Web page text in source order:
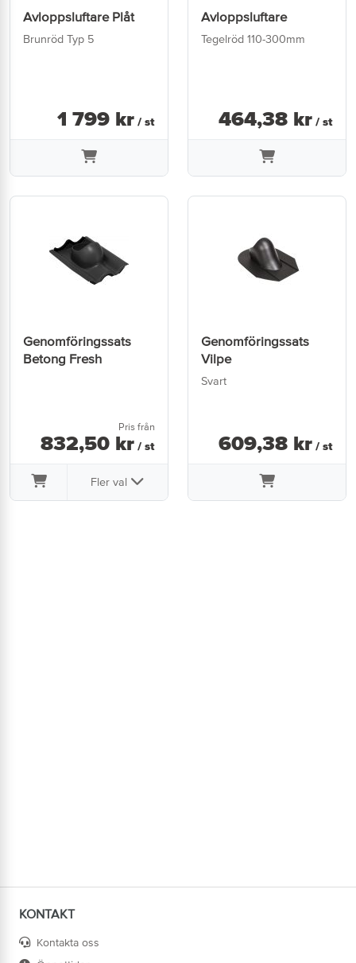
Avloppsluftare Plåt
Brunröd Typ 5
1 799 kr / st
Avloppsluftare
Tegelröd 110-300mm
464,38 kr / st
Genomföringssats
Betong Fresh
Pris från
832,50 kr / st
Fler val
Genomföringssats
Vilpe
Svart
609,38 kr / st
KONTAKT
Kontakta oss